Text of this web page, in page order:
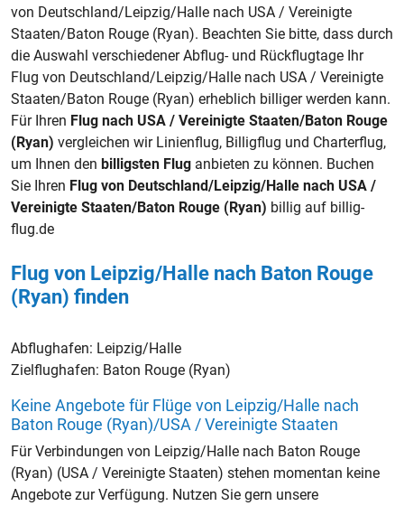
von Deutschland/Leipzig/Halle nach USA / Vereinigte
Staaten/Baton Rouge (Ryan). Beachten Sie bitte, dass durch
die Auswahl verschiedener Abflug- und Rückflugtage Ihr
Flug von Deutschland/Leipzig/Halle nach USA / Vereinigte
Staaten/Baton Rouge (Ryan) erheblich billiger werden kann.
Für Ihren Flug nach USA / Vereinigte Staaten/Baton Rouge
(Ryan) vergleichen wir Linienflug, Billigflug und Charterflug,
um Ihnen den billigsten Flug anbieten zu können. Buchen
Sie Ihren Flug von Deutschland/Leipzig/Halle nach USA /
Vereinigte Staaten/Baton Rouge (Ryan) billig auf billig-
flug.de
Flug von Leipzig/Halle nach Baton Rouge
(Ryan) finden
Abflughafen: Leipzig/Halle
Zielflughafen: Baton Rouge (Ryan)
Keine Angebote für Flüge von Leipzig/Halle nach
Baton Rouge (Ryan)/USA / Vereinigte Staaten
Für Verbindungen von Leipzig/Halle nach Baton Rouge
(Ryan) (USA / Vereinigte Staaten) stehen momentan keine
Angebote zur Verfügung. Nutzen Sie gern unsere